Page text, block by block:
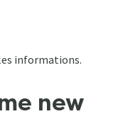
informations.
new